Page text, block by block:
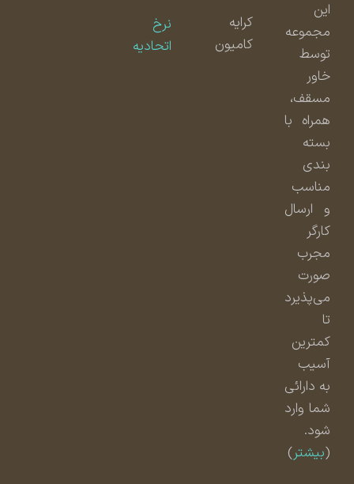
مجموعه
توسط
مسقف،
همراه با
بسته
بندی
مناسب
و ارسال
مجرب
صورت
می‌پذیرد
کمترین
آسیب
به دارائی
شما وارد
شود.
بیشتر)
کامیون
اتحادیه